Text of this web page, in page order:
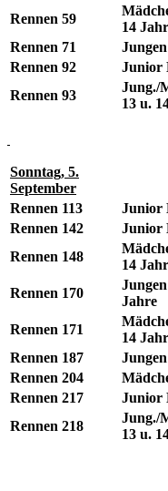
Rennen 59
14
Rennen 71
Rennen 92
Junior
Rennen 93
Jung./
13 u.
Sonntag, 5.
September
Rennen 113
Junior
Rennen 142
Junior
Rennen 148
14
Rennen 170
Jahre
Rennen 171
14
Rennen 187
Rennen 204
Rennen 217
Junior
Rennen 218
Jung./
13 u.